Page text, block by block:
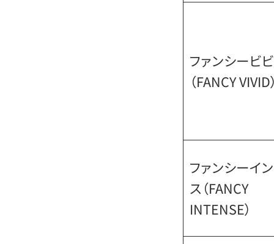
ファンシービ
（FANCY VIVID
ファンシーイ
ス（FANCY
INTENSE）